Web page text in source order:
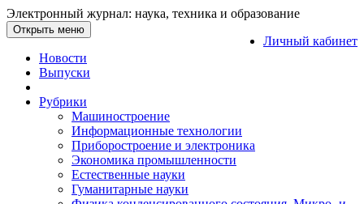
Электронный журнал: наука, техника и образование
Личный кабинет
Открыть меню
Новости
Выпуски
Рубрики
Машиностроение
Информационные технологии
Приборостроение и электроника
Экономика промышленности
Естественные науки
Гуманитарные науки